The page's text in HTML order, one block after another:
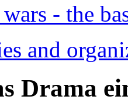
- the
and
Drama